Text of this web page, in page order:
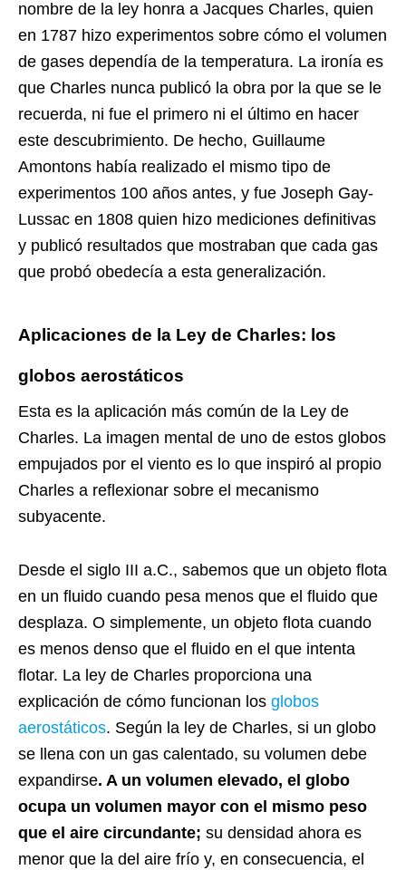
nombre de la ley honra a Jacques Charles, quien
en 1787 hizo experimentos sobre cómo el volumen
de gases dependía de la temperatura. La ironía es
que Charles nunca publicó la obra por la que se le
recuerda, ni fue el primero ni el último en hacer
este descubrimiento. De hecho, Guillaume
Amontons había realizado el mismo tipo de
experimentos 100 años antes, y fue Joseph Gay-
Lussac en 1808 quien hizo mediciones definitivas
y publicó resultados que mostraban que cada gas
que probó obedecía a esta generalización.
Aplicaciones de la Ley de Charles: los
globos aerostáticos
Esta es la aplicación más común de la Ley de
Charles. La imagen mental de uno de estos globos
empujados por el viento es lo que inspiró al propio
Charles a reflexionar sobre el mecanismo
subyacente.
Desde el siglo III a.C., sabemos que un objeto flota
en un fluido cuando pesa menos que el fluido que
desplaza. O simplemente, un objeto flota cuando
es menos denso que el fluido en el que intenta
flotar. La ley de Charles proporciona una
explicación de cómo funcionan los globos
aerostáticos. Según la ley de Charles, si un globo
se llena con un gas calentado, su volumen debe
expandirse. A un volumen elevado, el globo
ocupa un volumen mayor con el mismo peso
que el aire circundante; su densidad ahora es
menor que la del aire frío y, en consecuencia, el